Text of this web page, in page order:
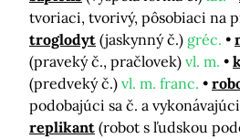
tvoriaci, tvorivý, pôsobiaci na
troglodyt (jaskynný č.) gréc.
(praveký č., pračlovek) vl. m.
(predveký č.) vl. m. franc.
podobajúci sa č. a
replikant (robot s ľudskou